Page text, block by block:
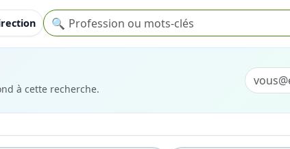
/ assistant de direction brevet fédéral
Recherche
🔍
à cette recherche.